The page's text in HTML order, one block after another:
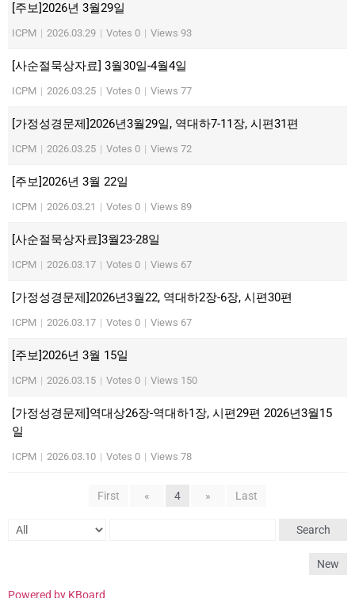
[주보]2026년 3월29일
ICPM | 2026.03.29 | Votes 0 | Views 93
[사순절묵상자료] 3월30일-4월4일
ICPM | 2026.03.25 | Votes 0 | Views 77
[가정성경문제]2026년3월29일, 역대하7-11장, 시편31편
ICPM | 2026.03.25 | Votes 0 | Views 72
[주보]2026년 3월 22일
ICPM | 2026.03.21 | Votes 0 | Views 89
[사순절묵상자료]3월23-28일
ICPM | 2026.03.17 | Votes 0 | Views 67
[가정성경문제]2026년3월22, 역대하2장-6장, 시편30편
ICPM | 2026.03.17 | Votes 0 | Views 67
[주보]2026년 3월 15일
ICPM | 2026.03.15 | Votes 0 | Views 150
[가정성경문제]역대상26장-역대하1장, 시편29편 2026년3월15
일
ICPM | 2026.03.10 | Votes 0 | Views 78
First « 4 » Last
Search
New
Powered by KBoard